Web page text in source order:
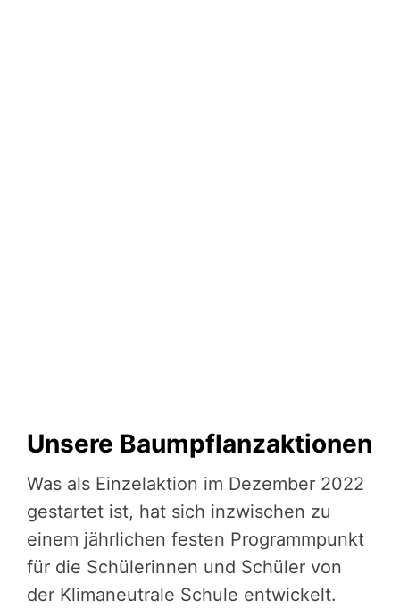
Unsere Baumpflanzaktionen
Was als Einzelaktion im Dezember 2022
gestartet ist, hat sich inzwischen zu
einem jährlichen festen Programmpunkt
für die Schülerinnen und Schüler von
der Klimaneutrale Schule entwickelt.